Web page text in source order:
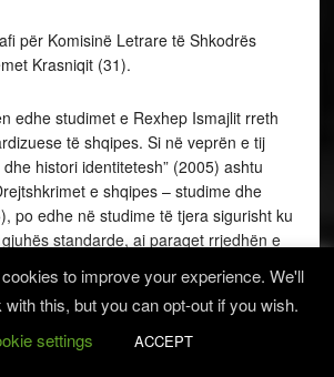
për Komisinë Letrare të Shkodrës
Krasniqit (31).
edhe studimet e Rexhep Ismajlit rreth
të shqipes. Si në veprën e tij
histori identitetesh” (2005) ashtu
e shqipes – studime dhe
po edhe në studime të tjera sigurisht ku
standarde, ai paraqet rrjedhën e
duke ndriçuar aspekte të politikës dhe
të krijimi të gjuhës standarde e të
me variantet e tjera letrare dhe në
to improve your experience. We'll
this, but you can opt-out if you wish.
settings
ACCEPT